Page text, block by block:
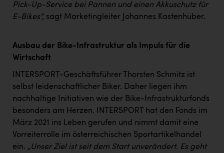
Pick-Up-Service bei Pannen und einen Akkuschutz für
E-Bikes“, sagt Marketingleiter Johannes Kastenhuber.
Ausbau der Bike-Infrastruktur als Impuls für die
Wirtschaft
INTERSPORT-Geschäftsführer Thorsten Schmitz ist
selbst leidenschaftlicher Biker. Daher liegen ihm
nachhaltige Initiativen wie der Bike-Infrastrukturfonds
besonders am Herzen. INTERSPORT hat den Fonds im
März 2021 ins Leben gerufen und nimmt damit eine
Vorreiterrolle im österreichischen Sportartikelhandel
ein. „Unser Ziel ist seit dem Start unverändert. Es geht